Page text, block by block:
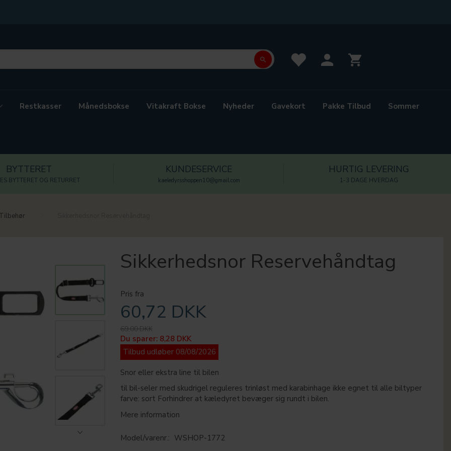
Restkasser Månedsbokse Vitakraft Bokse Nyheder Gavekort Pakke Tilbud Sommer
BYTTERET
BYTTERET OG RETURRET
KUNDESERVICE
kaeledyrsshoppen10@gmail.com
HURTIG LEVERING
1-3 DAGE HVERDAG
Sikkerhedsnor Reservehåndtag
Pris fra
60,72 DKK
69,00 DKK
Du sparer: 8,28 DKK
Tilbud udløber 08/08/2026
Snor eller ekstra line til bilen
til bil-seler med skudrigel reguleres trinløst med karabinhage ikke egnet til alle biltyper
farve: sort Forhindrer at kæledyret bevæger sig rundt i bilen.
Mere information
Model/varenr.: WSHOP-1772